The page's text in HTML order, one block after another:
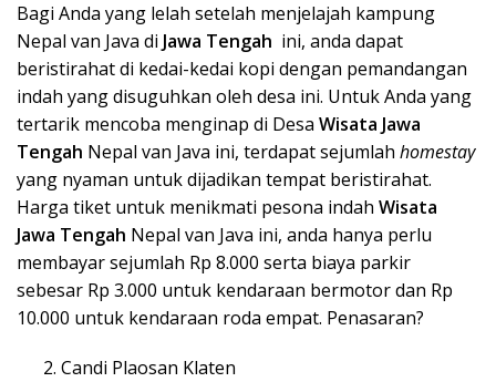
Bagi Anda yang lelah setelah menjelajah kampung
Nepal van Java di Jawa Tengah ini, anda dapat
beristirahat di kedai-kedai kopi dengan pemandangan
indah yang disuguhkan oleh desa ini. Untuk Anda yang
tertarik mencoba menginap di Desa Wisata Jawa
Tengah Nepal van Java ini, terdapat sejumlah homestay
yang nyaman untuk dijadikan tempat beristirahat.
Harga tiket untuk menikmati pesona indah Wisata
Jawa Tengah Nepal van Java ini, anda hanya perlu
membayar sejumlah Rp 8.000 serta biaya parkir
sebesar Rp 3.000 untuk kendaraan bermotor dan Rp
10.000 untuk kendaraan roda empat. Penasaran?
Candi Plaosan Klaten